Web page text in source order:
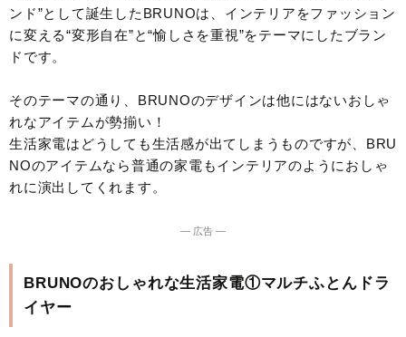
ンド”として誕生したBRUNOは、インテリアをファッション
に変える“変形自在”と“愉しさを重視”をテーマにしたブラン
ドです。
そのテーマの通り、BRUNOのデザインは他にはないおしゃ
れなアイテムが勢揃い！
生活家電はどうしても生活感が出てしまうものですが、BRU
NOのアイテムなら普通の家電もインテリアのようにおしゃ
れに演出してくれます。
― 広告 ―
BRUNOのおしゃれな生活家電①マルチふとんドラ
イヤー